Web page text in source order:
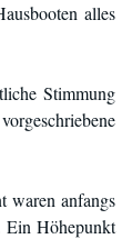
alles
Stimmung
waren anfangs
Ein Höhepunkt